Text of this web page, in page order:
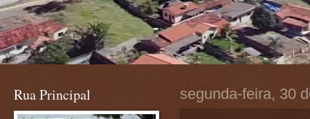
segunda-feira, 30
Rua Principal